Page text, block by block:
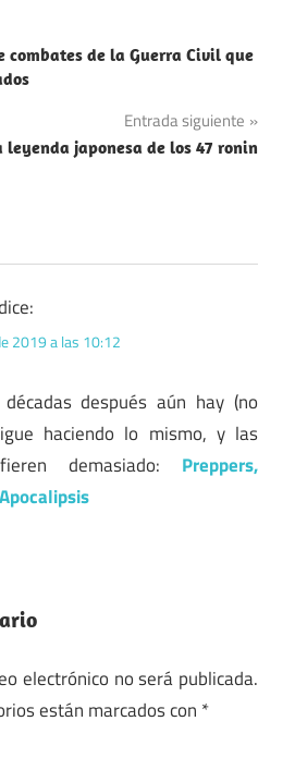
combates de la Guerra Civil que
Entrada siguiente
leyenda japonesa de los 47 ronin
2019 a las 10:12
después aún hay (no
haciendo lo mismo, y las
demasiado: Preppers,
electrónico no será publicada.
están marcados con *